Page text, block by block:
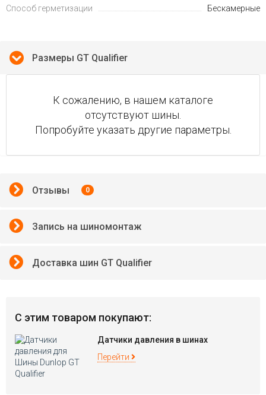
Способ герметизации
Бескамерные
Размеры GT Qualifier
К сожалению, в нашем каталоге
отсутствуют шины.
Попробуйте указать другие параметры.
Отзывы 0
Запись на шиномонтаж
Доставка шин GT Qualifier
С этим товаром покупают:
Датчики давления в шинах
Перейти